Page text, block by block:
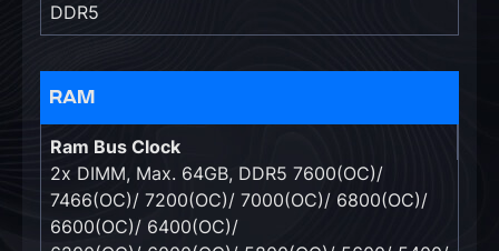
DDR5
RAM
Ram Bus Clock
2x DIMM, Max. 64GB, DDR5 7600(OC)/
7466(OC)/ 7200(OC)/ 7000(OC)/ 6800(OC)/
6600(OC)/ 6400(OC)/